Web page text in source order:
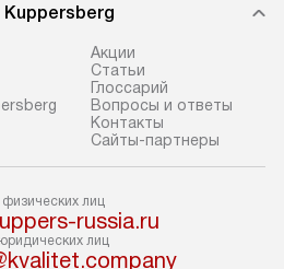
до места
Обратите
если
его
отдельных
по уровню, а
к
После этого
консультация
Акции
Cтатьи
Глоссарий
Вопросы и ответы
Контакты
Сайты-партнеры
лиц
russia.ru
лиц